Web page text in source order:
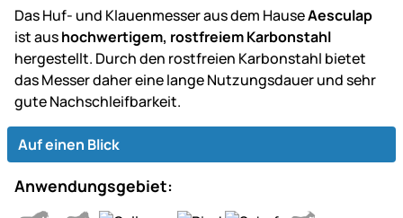
Das Huf- und Klauenmesser aus dem HauseAesculap
ist aushochwertigem, rostfreiem Karbonstahl
hergestellt. Durch den rostfreien Karbonstahl bietet
das Messer daher eine lange Nutzungsdauer und sehr
gute Nachschleifbarkeit.
Auf einen Blick
Anwendungsgebiet: